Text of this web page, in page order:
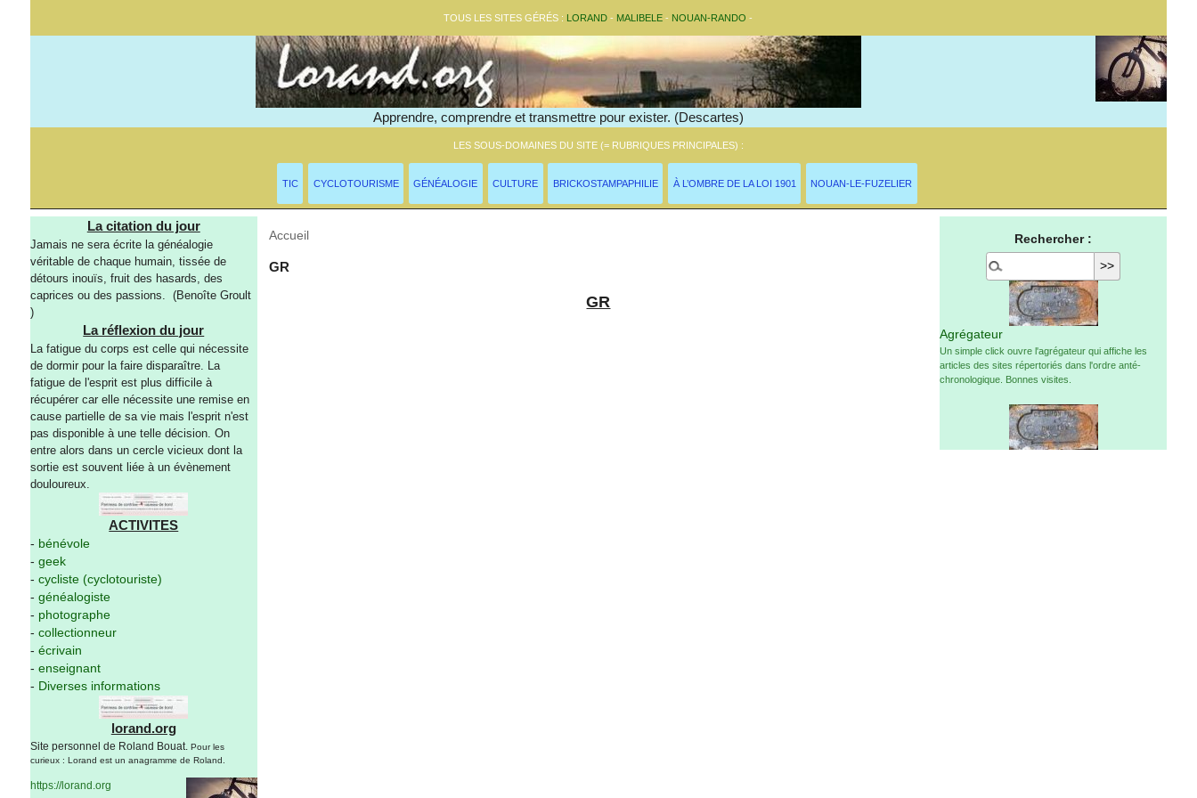
TOUS LES SITES GÉRÉS : LORAND - MALIBELE - NOUAN-RANDO -
Apprendre, comprendre et transmettre pour exister. (Descartes)
LES SOUS-DOMAINES DU SITE (= RUBRIQUES PRINCIPALES) :
TIC CYCLOTOURISME GÉNÉALOGIE CULTURE BRICKOSTAMPAPHILIE À L’OMBRE DE LA LOI 1901 NOUAN-LE-FUZELIER
La citation du jour
Jamais ne sera écrite la généalogie
véritable de chaque humain, tissée de
détours inouïs, fruit des hasards, des
caprices ou des passions. (Benoîte Groult
)
La réflexion du jour
La fatigue du corps est celle qui nécessite
de dormir pour la faire disparaître. La
fatigue de l'esprit est plus difficile à
récupérer car elle nécessite une remise en
cause partielle de sa vie mais l'esprit n'est
pas disponible à une telle décision. On
entre alors dans un cercle vicieux dont la
sortie est souvent liée à un évènement
douloureux.
ACTIVITES
- bénévole
- geek
- cycliste (cyclotouriste)
- généalogiste
- photographe
- collectionneur
- écrivain
- enseignant
- Diverses informations
lorand.org
Site personnel de Roland Bouat. Pour les
curieux : Lorand est un anagramme de Roland.
https://lorand.org
Accueil
GR
GR
Rechercher :
Agrégateur
Un simple click ouvre l'agrégateur qui affiche les
articles des sites répertoriés dans l'ordre anté-
chronologique. Bonnes visites.